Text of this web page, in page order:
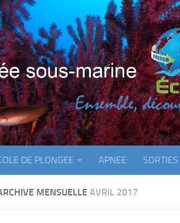
DE PLONGEE APNEE SORTIES
MENSUELLE AVRIL 2017